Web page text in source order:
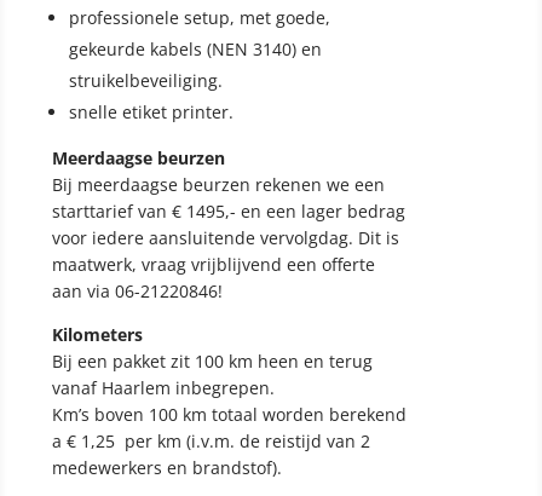
professionele setup, met goede,
gekeurde kabels (NEN 3140) en
struikelbeveiliging.
snelle etiket printer.
Meerdaagse beurzen
Bij meerdaagse beurzen rekenen we een
starttarief van € 1495,- en een lager bedrag
voor iedere aansluitende vervolgdag. Dit is
maatwerk, vraag vrijblijvend een offerte
aan via 06-21220846!
Kilometers
Bij een pakket zit 100 km heen en terug
vanaf Haarlem inbegrepen.
Km’s boven 100 km totaal worden berekend
a € 1,25 per km (i.v.m. de reistijd van 2
medewerkers en brandstof).